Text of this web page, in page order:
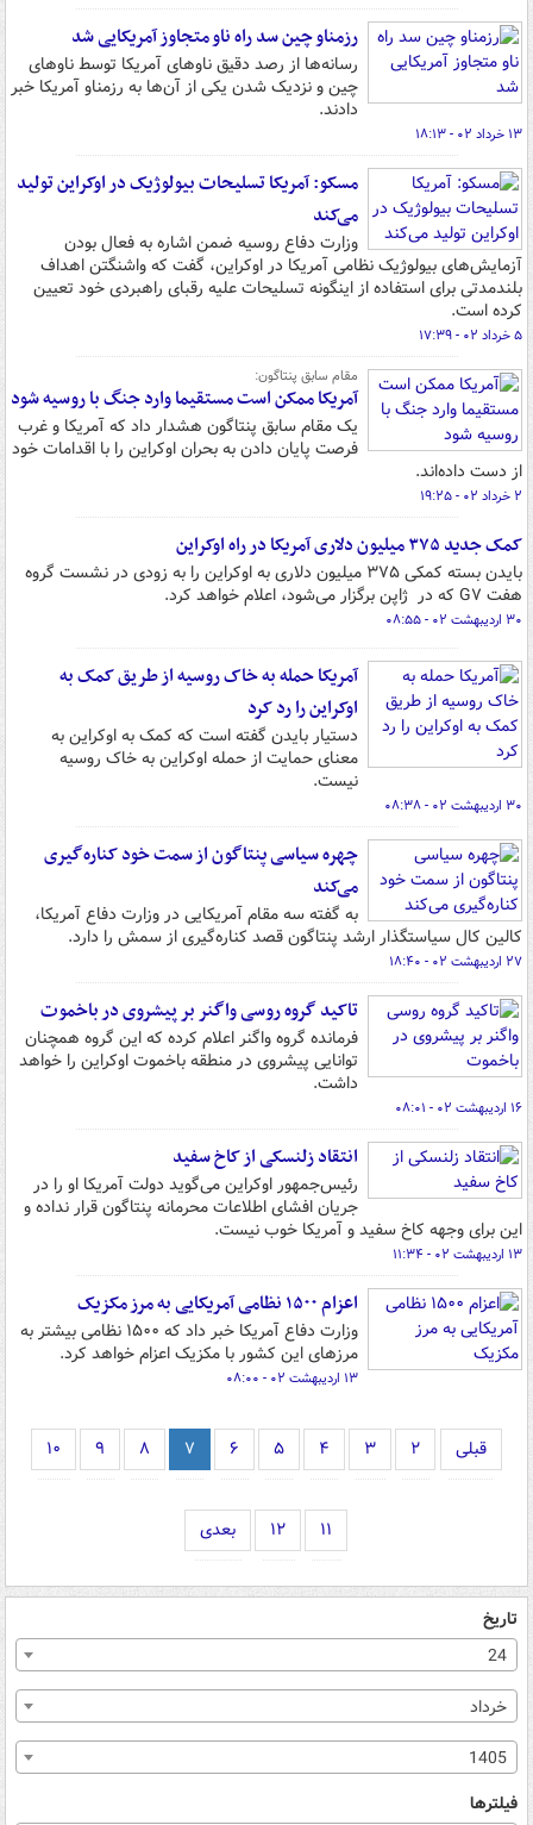
رزمناو چین سد راه ناو متجاوز آمریکایی شد
رسانه‌ها از رصد دقیق ناوهای آمریکا توسط ناوهای
چین و نزدیک شدن یکی از آن‌ها به رزمناو آمریکا خبر
دادند.
۱۳ خرداد ۰۲ - ۱۸:۱۳
مسکو: آمریکا تسلیحات بیولوژیک در اوکراین تولید
می‌کند
وزارت دفاع روسیه ضمن اشاره به فعال بودن
آزمایش‌های بیولوژیک نظامی آمریکا در اوکراین، گفت که واشنگتن اهداف
بلندمدتی برای استفاده از اینگونه تسلیحات علیه رقبای راهبردی خود تعیین
کرده است.
۵ خرداد ۰۲ - ۱۷:۳۹
مقام سابق پنتاگون:
آمریکا ممکن است مستقیما وارد جنگ با روسیه شود
یک مقام سابق پنتاگون هشدار داد که آمریکا و غرب
فرصت پایان دادن به بحران اوکراین را با اقدامات خود
از دست داده‌اند.
۲ خرداد ۰۲ - ۱۹:۲۵
کمک جدید ۳۷۵ میلیون دلاری آمریکا در راه اوکراین
بایدن بسته کمکی ۳۷۵ میلیون دلاری به اوکراین را به زودی در نشست گروه
هفت G۷ که در ژاپن برگزار می‌شود، اعلام خواهد کرد.
۳۰ اردیبهشت ۰۲ - ۰۸:۵۵
آمریکا حمله به خاک روسیه از طریق کمک به
اوکراین را رد کرد
دستیار بایدن گفته است که کمک به اوکراین به
معنای حمایت از حمله اوکراین به خاک روسیه
نیست.
۳۰ اردیبهشت ۰۲ - ۰۸:۳۸
چهره سیاسی پنتاگون از سمت خود کناره‌گیری
می‌کند
به گفته سه مقام آمریکایی در وزارت دفاع آمریکا،
کالین کال سیاستگذار ارشد پنتاگون قصد کناره‌گیری از سمش را دارد.
۲۷ اردیبهشت ۰۲ - ۱۸:۴۰
تاکید گروه روسی واگنر بر پیشروی در باخموت
فرمانده گروه واگنر اعلام کرده که این گروه همچنان
توانایی پیشروی در منطقه باخموت اوکراین را خواهد
داشت.
۱۶ اردیبهشت ۰۲ - ۰۸:۰۱
انتقاد زلنسکی از کاخ سفید
رئیس‌جمهور اوکراین می‌گوید دولت آمریکا او را در
جریان افشای اطلاعات محرمانه پنتاگون قرار نداده و
این برای وجهه کاخ سفید و آمریکا خوب نیست.
۱۳ اردیبهشت ۰۲ - ۱۱:۳۴
اعزام ۱۵۰۰ نظامی آمریکایی به مرز مکزیک
وزارت دفاع آمریکا خبر داد که ۱۵۰۰ نظامی بیشتر به
مرزهای این کشور با مکزیک اعزام خواهد کرد.
۱۳ اردیبهشت ۰۲ - ۰۸:۰۰
قبلی ۲ ۳ ۴ ۵ ۶ ۷ ۸ ۹ ۱۰
۱۱ ۱۲ بعدی
تاریخ
24
خرداد
1405
فیلترها